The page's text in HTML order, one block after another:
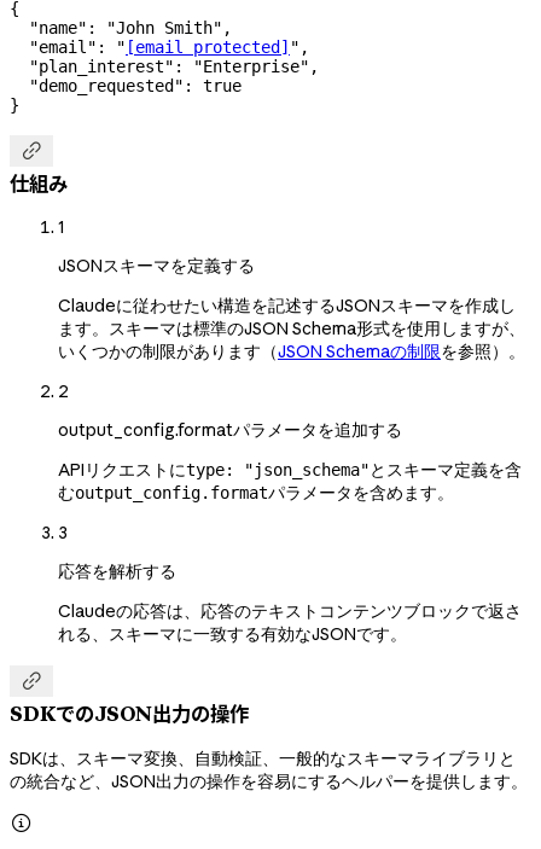
{
  "name"
: "John Smith" ,
  "email"
: " [email protected] " ,
  "plan_interest"
: "Enterprise" ,
  "demo_requested"
: true
}

仕組み
1
JSONスキーマを定義する
Claudeに従わせたい構造を記述するJSONスキーマを作成し
ます。スキーマは標準のJSON Schema形式を使用しますが、
いくつかの制限があります（JSON Schemaの制限を参照）。
2
output_config.formatパラメータを追加する
APIリクエストにtype: "json_schema"とスキーマ定義を含
むoutput_config.formatパラメータを含めます。
3
応答を解析する
Claudeの応答は、応答のテキストコンテンツブロックで返さ
れる、スキーマに一致する有効なJSONです。

SDKでのJSON出力の操作
SDKは、スキーマ変換、自動検証、一般的なスキーマライブラリと
の統合など、JSON出力の操作を容易にするヘルパーを提供します。
